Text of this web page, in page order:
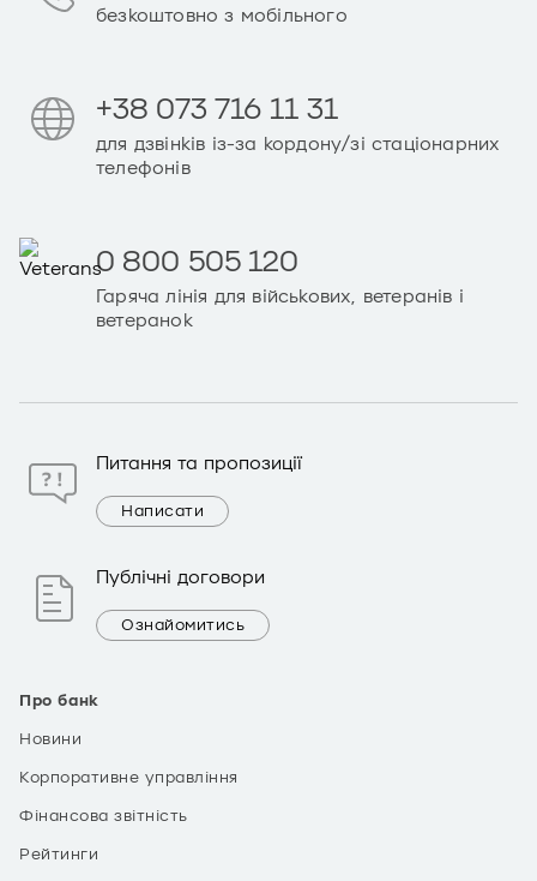
Про банк
Новини
Корпоративне управління
Фінансова звітність
Рейтинги
безкоштовно з мобільного
+38 073 716 11 31
для дзвінків із-за кордону/зі стаціонарних
телефонів
0 800 505 120
Гаряча лінія для військових, ветеранів і
ветеранок
Питання та пропозиції
Написати
Публічні договори
Ознайомитись